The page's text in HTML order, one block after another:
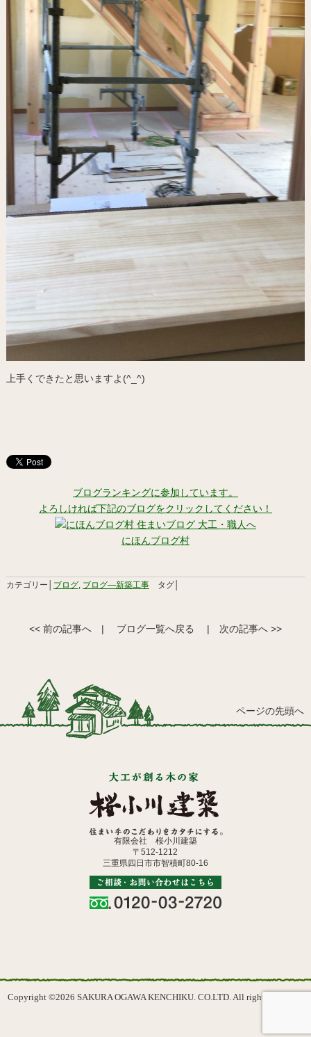
上手くできたと思いますよ(^_^)
ブログランキングに参加しています。
よろしければ下記のブログをクリックしてください！
にほんブログ村
カテゴリー│ ブログ, ブログ―新築工事タグ│
<< 前の記事へ | ブログ一覧へ戻る | 次の記事へ >>
ページの先頭へ
有限会社 桜小川建築
〒512-1212
三重県四日市市智積町80-16
Copyright ©2026 SAKURA OGAWA KENCHIKU. CO.LTD. All rights reserved.